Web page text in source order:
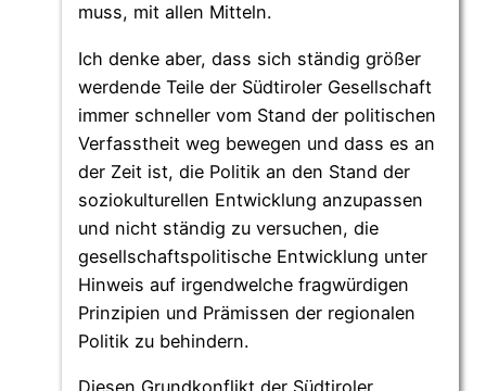
muss, mit allen Mitteln.
Ich denke aber, dass sich ständig größer
werdende Teile der Südtiroler Gesellschaft
immer schneller vom Stand der politischen
Verfasstheit weg bewegen und dass es an
der Zeit ist, die Politik an den Stand der
soziokulturellen Entwicklung anzupassen
und nicht ständig zu versuchen, die
gesellschaftspolitische Entwicklung unter
Hinweis auf irgendwelche fragwürdigen
Prinzipien und Prämissen der regionalen
Politik zu behindern.